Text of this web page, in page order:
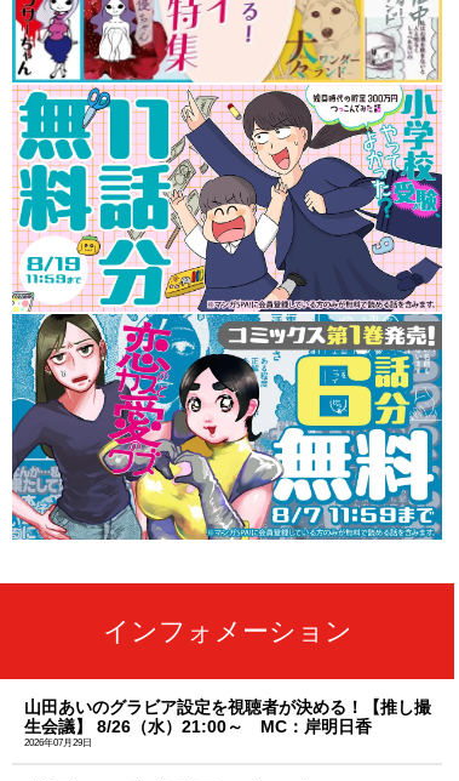
インフォメーション
山田あいのグラビア設定を視聴者が決める！【推し撮
生会議】 8/26（水）21:00～ MC：岸明日香
2026年07月29日